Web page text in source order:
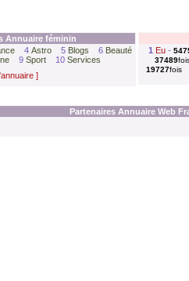
Annuaire féminin
4 Astro 5 Blogs 6 Beauté
9 Sport 10 Services
]
1 Eu -
37489
19727fois
Partenaires Annuaire Web